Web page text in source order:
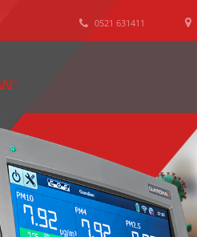
0521 631411